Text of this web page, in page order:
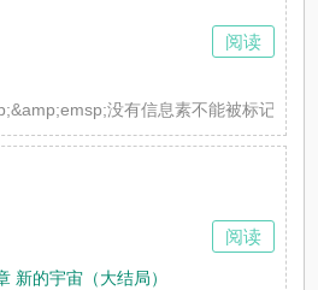
没有信息素不能被标记的
阅读
新的宇宙（大结局）
阅读